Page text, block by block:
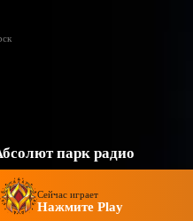
парк радио
Сейчас играет
Нажмите Play